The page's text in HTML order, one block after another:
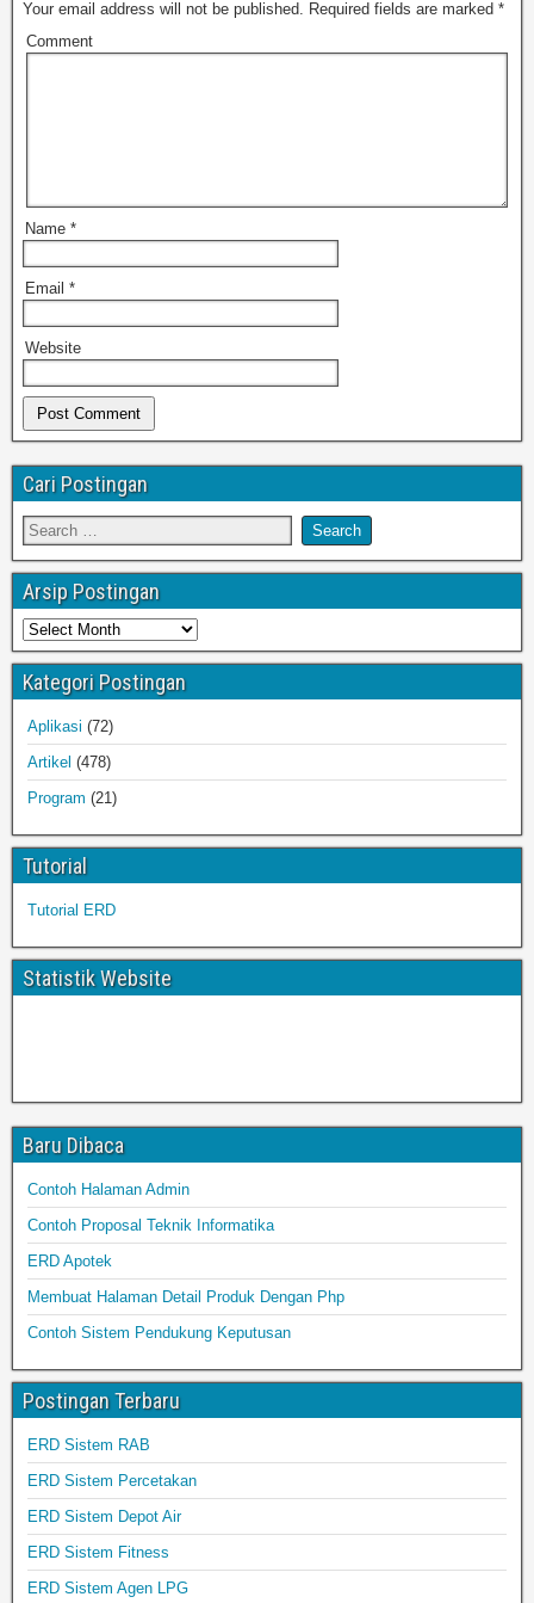
Your email address will not be published. Required fields are marked *
Comment
Name *
Email *
Website
Cari Postingan
Arsip Postingan
Kategori Postingan
Aplikasi (72)
Artikel (478)
Program (21)
Tutorial
Tutorial ERD
Statistik Website
Baru Dibaca
Contoh Halaman Admin
Contoh Proposal Teknik Informatika
ERD Apotek
Membuat Halaman Detail Produk Dengan Php
Contoh Sistem Pendukung Keputusan
Postingan Terbaru
ERD Sistem RAB
ERD Sistem Percetakan
ERD Sistem Depot Air
ERD Sistem Fitness
ERD Sistem Agen LPG